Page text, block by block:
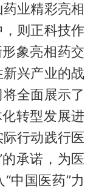
业精彩亮相
则正科技作
象亮相药交
兴产业的战
全面展示了
转型发展进
行动践行医
承诺，为医
中国医药”力